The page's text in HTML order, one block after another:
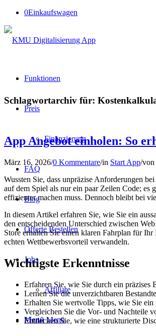
0Einkaufswagen
Funktionen
Preis
Finanzierung
FAQ
Blog
Offerte Bestellen
Jobs
Affiliate
Menü Menü
Schlagwortarchiv für:
App Angebot einholen: So
März 16, 2026/0 Kommentare/in Start App/von
Wussten Sie, dass unpräzise Anforderungen
auf dem Spiel als nur ein paar Zeilen Code; es
effizienter machen muss. Dennoch bleibt bei
In diesem Artikel erfahren Sie, wie Sie ein
den entscheidenden Unterschied zwischen
Store erhalten Sie einen klaren Fahrplan für
echten Wettbewerbsvorteil verwandeln.
Wichtigste Erkenntnisse
Erfahren Sie, wie Sie durch ein
Lernen Sie die unverzichtbaren
Erhalten Sie wertvolle Tipps, wie Sie ein
Vergleichen Sie die Vor- und Nachteile
Entdecken Sie, wie eine strukturierte